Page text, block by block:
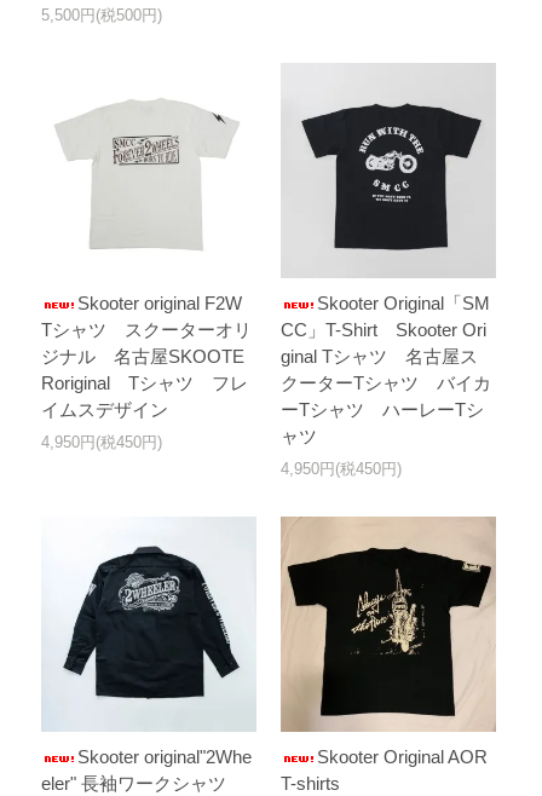
5,500円(税500円)
Skooter original F2W
Tシャツ スクーターオリ
ジナル 名古屋SKOOTE
Roriginal Tシャツ フレ
イムスデザイン
4,950円(税450円)
Skooter Original「SM
CC」T-Shirt Skooter Ori
ginal Tシャツ 名古屋ス
クーターTシャツ バイカ
ーTシャツ ハーレーTシ
ャツ
4,950円(税450円)
Skooter original"2Whe
eler" 長袖ワークシャツ
Skooter Original AOR
T-shirts